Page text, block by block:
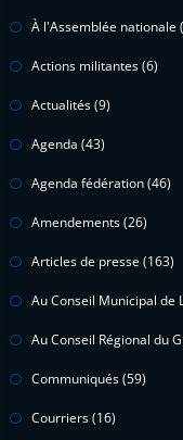
À l'Assemblée nationale
Actions militantes(6)
Actualités(9)
Agenda (43)
Agenda fédération(46)
Amendements(26)
Articles de presse (163)
Au Conseil Municipal de
Au Conseil Régional du
Communiqués(59)
Courriers(16)